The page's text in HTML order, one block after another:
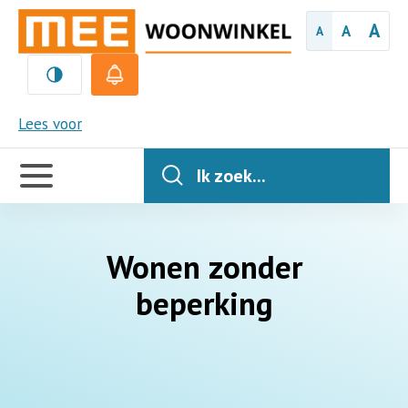
A A A
Lees voor
MEE
Handige
links
Ik zoek...
Wonen zonder
beperking